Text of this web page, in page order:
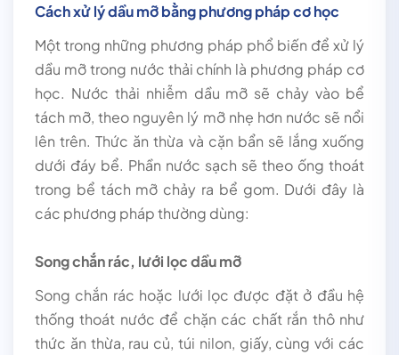
Cách xử lý dầu mỡ bằng phương pháp cơ học
Một trong những phương pháp phổ biến để xử lý
dầu mỡ trong nước thải chính là phương pháp cơ
học. Nước thải nhiễm dầu mỡ sẽ chảy vào bể
tách mỡ, theo nguyên lý mỡ nhẹ hơn nước sẽ nổi
lên trên. Thức ăn thừa và cặn bẩn sẽ lắng xuống
dưới đáy bể. Phần nước sạch sẽ theo ống thoát
trong bể tách mỡ chảy ra bể gom. Dưới đây là
các phương pháp thường dùng:
Song chắn rác, lưới lọc dầu mỡ
Song chắn rác hoặc lưới lọc được đặt ở đầu hệ
thống thoát nước để chặn các chất rắn thô như
thức ăn thừa, rau củ, túi nilon, giấy, cùng với các